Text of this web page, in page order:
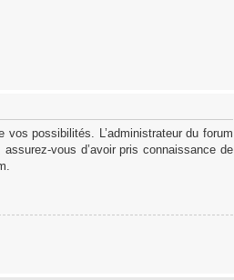
vos possibilités. L’administrateur du forum
vous d’avoir pris connaissance de